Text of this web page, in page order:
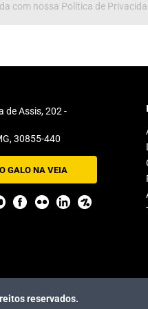
com nossa Política de
de Assis, 202 -
30855-440
GALO NA VEIA
reservados.